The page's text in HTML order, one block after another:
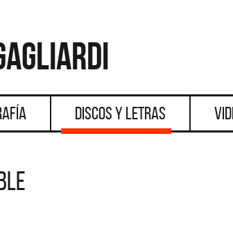
Discos y Letras